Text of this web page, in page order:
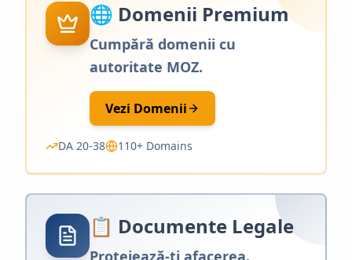
🌐 Domenii Premium
Cumpără domenii cu
autoritate MOZ.
Vezi Domenii
DA 20-38 110+ Domains
📋 Documente Legale
Protejează-ți afacerea.